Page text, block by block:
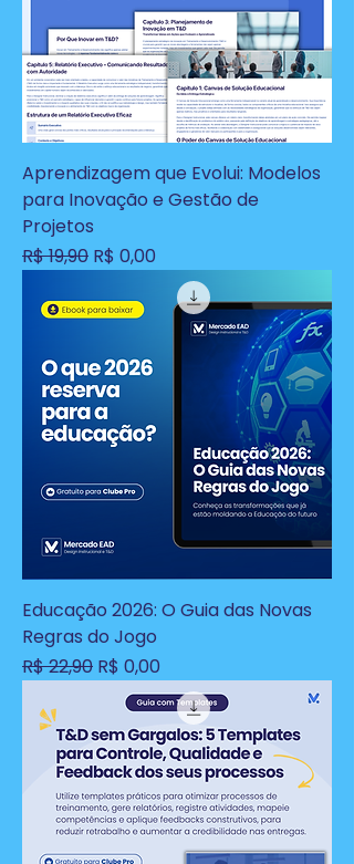
Aprendizagem que Evolui: Modelos
para Inovação e Gestão de
Projetos
Preço normal
R$ 19,90 Preço promocional
R$ 0,00
Educação 2026: O Guia das Novas
Regras do Jogo
Preço normal
R$ 22,90 Preço promocional
R$ 0,00